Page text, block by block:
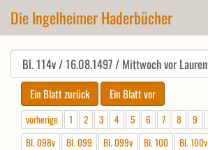
Die Ingelheimer Haderbücher
vorherige 1 2 3 4 5 6 7 8 9
Bl. 098v
Bl. 099 Bl. 099v Bl. 100 Bl. 100v